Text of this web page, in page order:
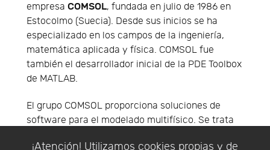
¡Atención! Utilizamos cookies propias y de
empresa COMSOL, fundada en julio de 1986 en
Estocolmo (Suecia). Desde sus inicios se ha
especializado en los campos de la ingeniería,
matemática aplicada y física. COMSOL fue
también el desarrollador inicial de la PDE Toolbox
de MATLAB.
El grupo COMSOL proporciona soluciones de
software para el modelado multifísico. Se trata